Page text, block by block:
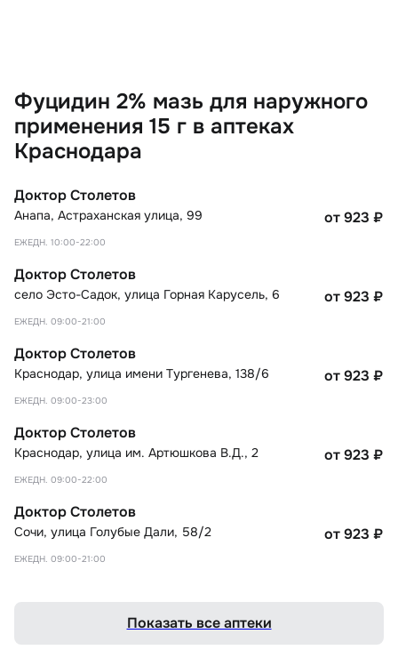
Фуцидин 2% мазь для наружного
применения 15 г в аптеках
Краснодара
Доктор Столетов
Анапа, Астраханская улица, 99
ЕЖЕДН. 10:00-22:00
от 923 ₽
Доктор Столетов
село Эсто-Садок, улица Горная Карусель, 6
ЕЖЕДН. 09:00-21:00
от 923 ₽
Доктор Столетов
Краснодар, улица имени Тургенева, 138/6
ЕЖЕДН. 09:00-23:00
от 923 ₽
Доктор Столетов
Краснодар, улица им. Артюшкова В.Д., 2
ЕЖЕДН. 09:00-22:00
от 923 ₽
Доктор Столетов
Сочи, улица Голубые Дали, 58/2
ЕЖЕДН. 09:00-21:00
от 923 ₽
Показать все аптеки